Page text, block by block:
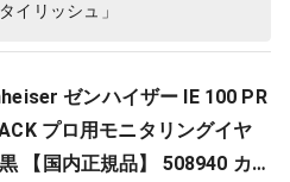
イリッシュ」
ゼンハイザー IE 100 PR
プロ用モニタリングイヤ
【国内正規品】 508940 カナ